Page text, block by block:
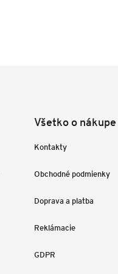
Všetko o nákupe
Kontakty
Obchodné podmienky
Doprava a platba
Reklámacie
GDPR